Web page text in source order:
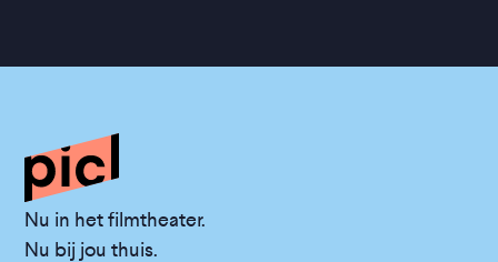
Nu in het filmtheater.
Nu bij jou thuis.